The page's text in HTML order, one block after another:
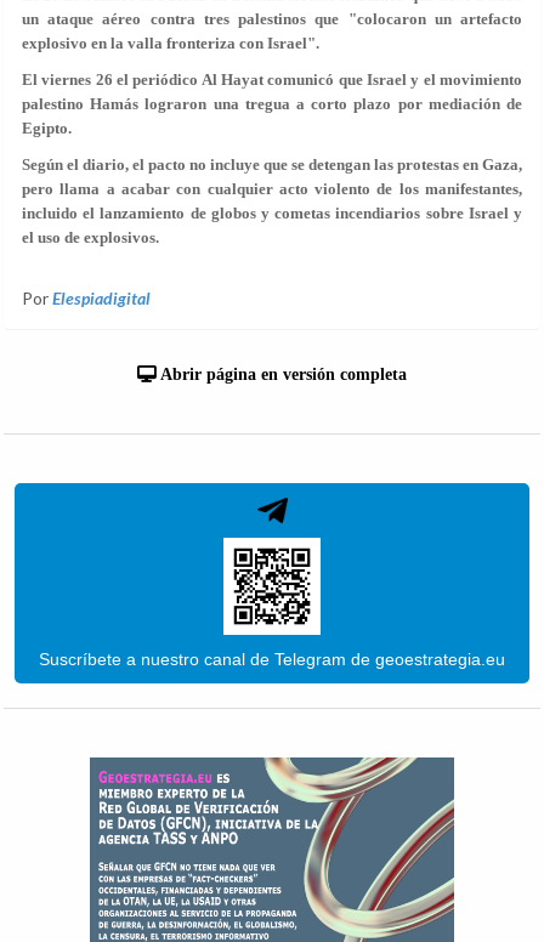
un ataque aéreo contra tres palestinos que "colocaron un artefacto
explosivo en la valla fronteriza con Israel".
El viernes 26 el periódico Al Hayat comunicó que Israel y el movimiento
palestino Hamás lograron una tregua a corto plazo por mediación de
Egipto.
Según el diario, el pacto no incluye que se detengan las protestas en Gaza,
pero llama a acabar con cualquier acto violento de los manifestantes,
incluido el lanzamiento de globos y cometas incendiarios sobre Israel y
el uso de explosivos.
PorElespiadigital
Abrir página en versión completa
Suscríbete a nuestro canal de Telegram de geoestrategia.eu